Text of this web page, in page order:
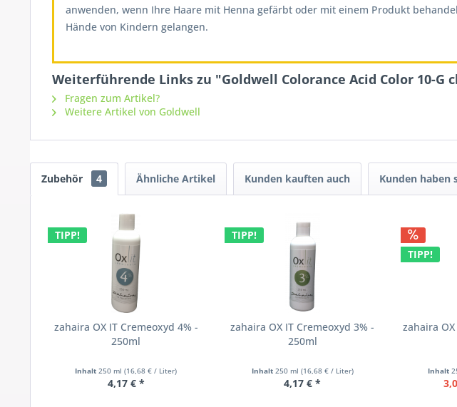
anwenden, wenn Ihre Haare mit Henna gefärbt oder mit einem Produkt
Hände von Kindern gelangen.
Weiterführende Links zu "Goldwell Colorance Acid Color 10-G
Fragen zum Artikel?
Weitere Artikel von Goldwell
Zubehör 4 Ähnliche Artikel Kunden kauften auch Kunden haben
TIPP!
zahaira OX IT Cremeoxyd 4% -
250ml
Inhalt250 ml(16,68 € / Liter)
4,17 € *
TIPP!
zahaira OX IT Cremeoxyd 3% -
250ml
Inhalt 250 ml (16,68 € / Liter)
4,17 € *
TIPP!
zahaira
Inhalt